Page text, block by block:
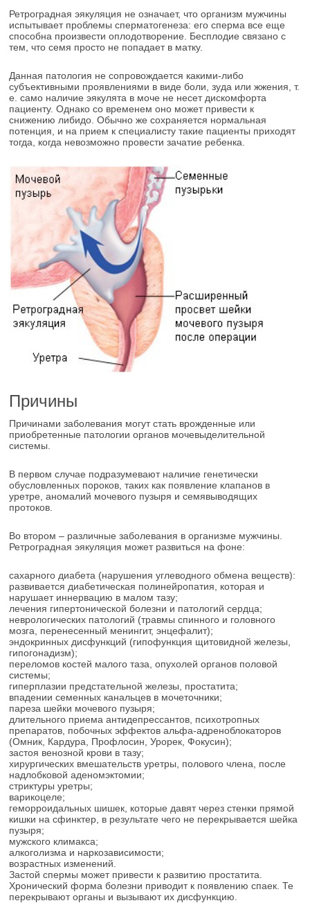
Ретроградная эякуляция не означает, что организм мужчины
испытывает проблемы сперматогенеза: его сперма все еще
способна произвести оплодотворение. Бесплодие связано с
тем, что семя просто не попадает в матку.
Данная патология не сопровождается какими-либо
субъективными проявлениями в виде боли, зуда или жжения, т.
е. само наличие эякулята в моче не несет дискомфорта
пациенту. Однако со временем оно может привести к
снижению либидо. Обычно же сохраняется нормальная
потенция, и на прием к специалисту такие пациенты приходят
тогда, когда невозможно провести зачатие ребенка.
Причины
Причинами заболевания могут стать врожденные или
приобретенные патологии органов мочевыделительной
системы.
В первом случае подразумевают наличие генетически
обусловленных пороков, таких как появление клапанов в
уретре, аномалий мочевого пузыря и семявыводящих
протоков.
Во втором – различные заболевания в организме мужчины.
Ретроградная эякуляция может развиться на фоне:
сахарного диабета (нарушения углеводного обмена веществ):
развивается диабетическая полинейропатия, которая и
нарушает иннервацию в малом тазу;
лечения гипертонической болезни и патологий сердца;
неврологических патологий (травмы спинного и головного
мозга, перенесенный менингит, энцефалит);
эндокринных дисфункций (гипофункция щитовидной железы,
гипогонадизм);
переломов костей малого таза, опухолей органов половой
системы;
гиперплазии предстательной железы, простатита;
впадении семенных канальцев в мочеточники;
пареза шейки мочевого пузыря;
длительного приема антидепрессантов, психотропных
препаратов, побочных эффектов альфа-адреноблокаторов
(Омник, Кардура, Профлосин, Урорек, Фокусин);
застоя венозной крови в тазу;
хирургических вмешательств уретры, полового члена, после
надлобковой аденомэктомии;
стриктуры уретры;
варикоцеле;
геморроидальных шишек, которые давят через стенки прямой
кишки на сфинктер, в результате чего не перекрывается шейка
пузыря;
мужского климакса;
алкоголизма и наркозависимости;
возрастных изменений.
Застой спермы может привести к развитию простатита.
Хронический форма болезни приводит к появлению спаек. Те
перекрывают органы и вызывают их дисфункцию.